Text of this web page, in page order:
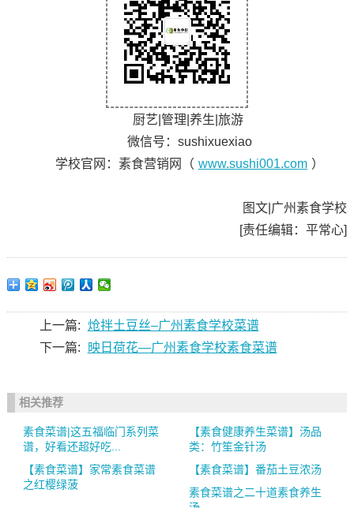
厨艺|管理|养生|旅游
微信号：sushixuexiao
学校官网：素食营销网（ www.sushi001.com ）
图文|广州素食学校
[责任编辑：平常心]
上一篇: 炝拌土豆丝–广州素食学校菜谱
下一篇:
映日荷花—广州素食学校素食菜谱
相关推荐
素食菜谱|这五福临门系列菜
谱，好看还超好吃...
【素食健康养生菜谱】汤品
类：竹笙金针汤
【素食菜谱】家常素食菜谱
之红樱绿菠
【素食菜谱】番茄土豆浓汤
素食菜谱之二十道素食养生